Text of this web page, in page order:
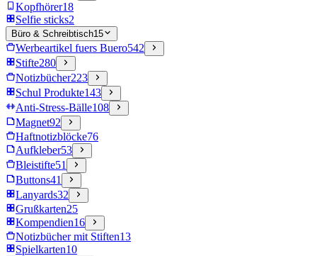
Kopfhörer18
Selfie sticks2
Büro & Schreibtisch15
Werbeartikel fuers Buero542
Stifte280
Notizbücher223
Schul Produkte143
Anti-Stress-Bälle108
Magnet92
Haftnotizblöcke76
Aufkleber53
Bleistifte51
Buttons41
Lanyards32
Grußkarten25
Kompendien16
Notizbücher mit Stiften13
Spielkarten10